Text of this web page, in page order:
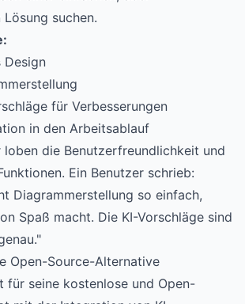
suchen.
Design
für Verbesserungen
in den Arbeitsablauf
loben die Benutzerfreundlichkeit und
Ein Benutzer schrieb:
Diagrammerstellung so einfach,
Spaß macht. Die KI-Vorschläge sind
Open-Source-Alternative
für seine kostenlose und Open-